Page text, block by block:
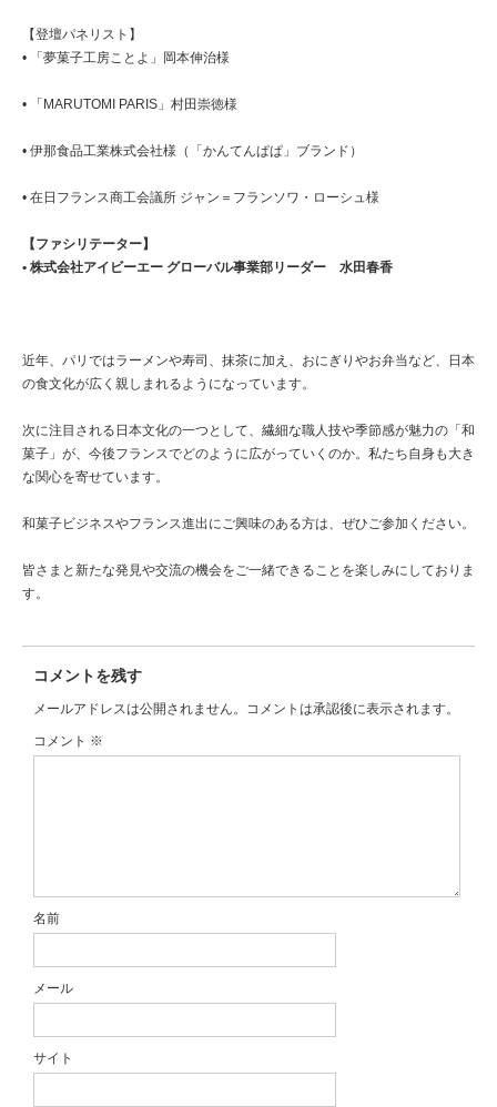
【登壇パネリスト】
• 「夢菓子工房ことよ」岡本伸治様
• 「MARUTOMI PARIS」村田崇徳様
• 伊那食品工業株式会社様（「かんてんぱぱ」ブランド）
• 在日フランス商工会議所 ジャン＝フランソワ・ローシュ様
【ファシリテーター】
• 株式会社アイビーエー グローバル事業部リーダー 水田春香
近年、パリではラーメンや寿司、抹茶に加え、おにぎりやお弁当など、日本
の食文化が広く親しまれるようになっています。
次に注目される日本文化の一つとして、繊細な職人技や季節感が魅力の「和
菓子」が、今後フランスでどのように広がっていくのか。私たち自身も大き
な関心を寄せています。
和菓子ビジネスやフランス進出にご興味のある方は、ぜひご参加ください。
皆さまと新たな発見や交流の機会をご一緒できることを楽しみにしておりま
す。
コメントを残す
メールアドレスは公開されません。コメントは承認後に表示されます。
コメント ※
名前
メール
サイト